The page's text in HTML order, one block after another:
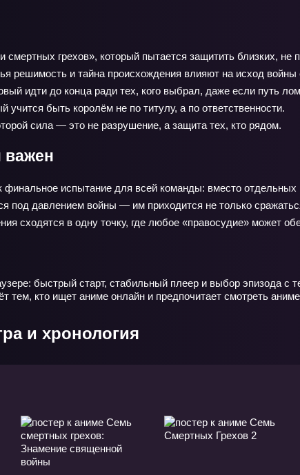
грехов», который пытается защитить близких, не
решимость и тайна происхождения влияют на исход войны
идти до конца ради тех, кого выбрал, даже если путь
учится быть королём не по титулу, а по ответственности.
сила — это не разрушение, а защита тех, кто рядом.
важен
финальное испытание для всей команды: вместо
под давлением войны — им приходится не только
сходятся в одну точку, где любое «правосудие» может
быстрый старт, стабильный плеер и выбор эпизода
тем, кто ищет аниме онлайн и предпочитает смотреть
и хронология